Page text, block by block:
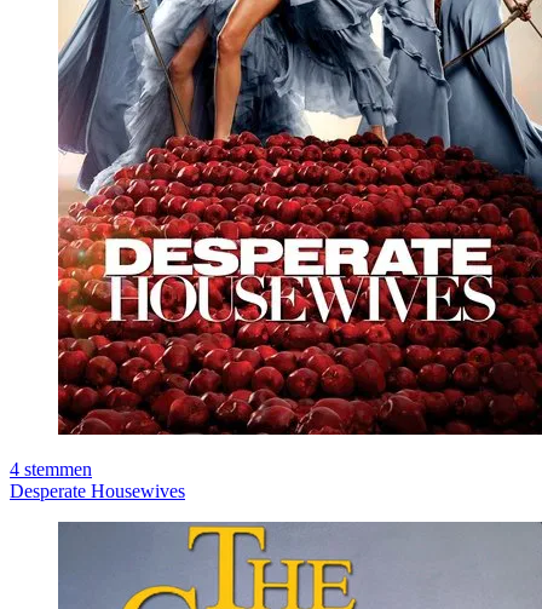
4 stemmen
Desperate Housewives